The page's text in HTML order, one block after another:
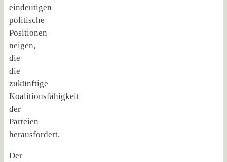
eindeutigen
politische
Positionen
neigen,
die
die
zukünftige
Koalitionsfähigkeit
der
Parteien
herausfordert.
Der